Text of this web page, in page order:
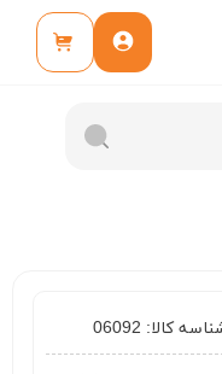
کالا: 06092